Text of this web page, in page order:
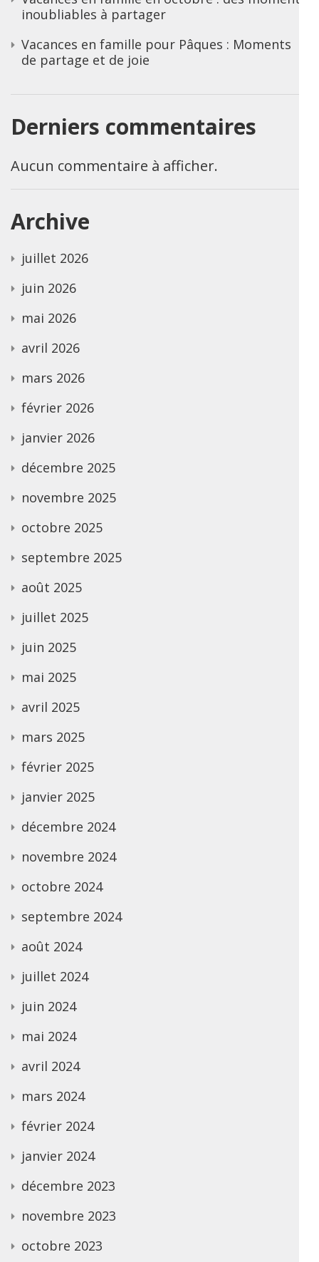
inoubliables à partager
Vacances en famille pour Pâques : Moments
de partage et de joie
Derniers commentaires
Aucun commentaire à afficher.
Archive
juillet 2026
juin 2026
mai 2026
avril 2026
mars 2026
février 2026
janvier 2026
décembre 2025
novembre 2025
octobre 2025
septembre 2025
août 2025
juillet 2025
juin 2025
mai 2025
avril 2025
mars 2025
février 2025
janvier 2025
décembre 2024
novembre 2024
octobre 2024
septembre 2024
août 2024
juillet 2024
juin 2024
mai 2024
avril 2024
mars 2024
février 2024
janvier 2024
décembre 2023
novembre 2023
octobre 2023